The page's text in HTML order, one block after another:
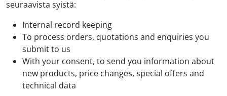
seuraavista syistä:
Internal record keeping
To process orders, quotations and enquiries you
submit to us
With your consent, to send you information about
new products, price changes, special offers and
technical data